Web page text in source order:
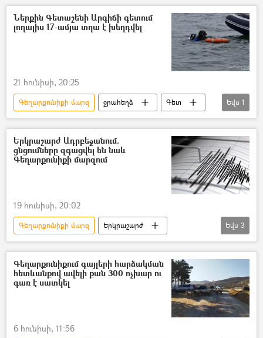
էլեկտրաէներգիա
Լույս
Ներքին Գետաշենի Արգիճի գետում
լողալիս 17-ամյա տղա է խեղդվել
21 հունիսի, 20:25
Գեղարքունիքի մարզ ջրահեղձ
Գետ
Ներքին Գետաշեն
Եվս 1
Երկրաշարժ Ադրբեջանում.
ցնցումները զգացվել են նաև
Գեղարքունիքի մարզում
19 հունիսի, 20:02
Գեղարքունիքի մարզ
Երկրաշարժ
Ներքին գործերի նախարարություն (ՆԳՆ)
Ադրբեջան
հայ-ադրբեջանական
Եվս 3
Գեղարքունիքում գայլերի հարձակման
հետևանքով ավելի քան 300 ոչխար ու
գառ է սատկել
6 հունիսի, 11:56